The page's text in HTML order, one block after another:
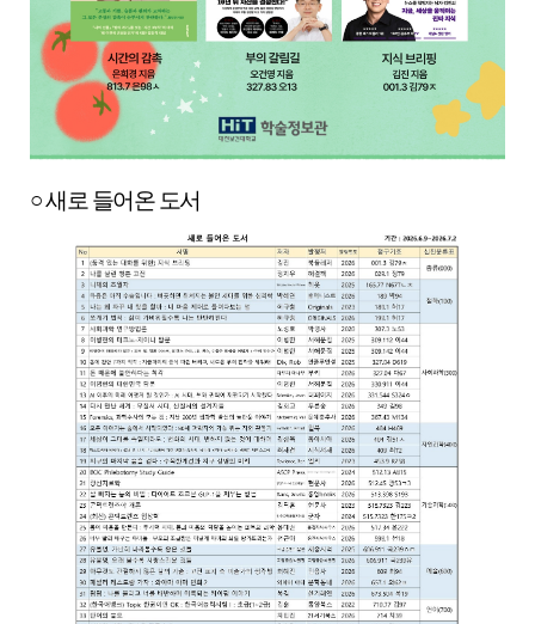
○ 새로 들어온 도서